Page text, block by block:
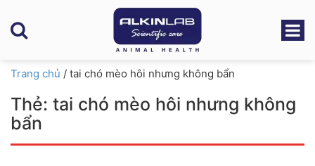
Trang chủ / tai chó mèo hôi nhưng không bẩn
Thẻ: tai chó mèo hôi nhưng không
bẩn